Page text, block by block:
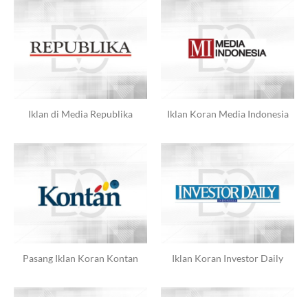
Iklan di Media Republika Iklan Koran Media Indonesia
Pasang Iklan Koran Kontan Iklan Koran Investor Daily